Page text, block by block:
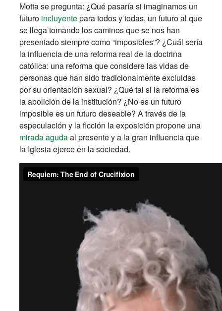
Motta se pregunta: ¿Qué pasaría si imaginamos un
futuro incluyentepara todos y todas, un futuro al que
se llega tomando los caminos que se nos han
presentado siempre como “imposibles”? ¿Cuál sería
la influencia de una reforma real de la doctrina
católica: una reforma que considere las vidas de
personas que han sido tradicionalmente excluidas
por su orientación sexual? ¿Qué tal si la reforma es
la abolición de la institución? ¿No es un futuro
imposible es un futuro deseable? A través de la
especulación y la ficción la exposición propone una
mirada agudaal presente y a la gran influencia que
la Iglesia ejerce en la sociedad.